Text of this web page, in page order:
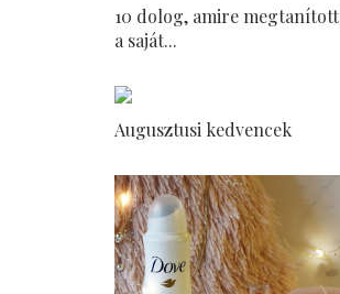
10 dolog, amire megtanított
a saját...
Augusztusi kedvencek